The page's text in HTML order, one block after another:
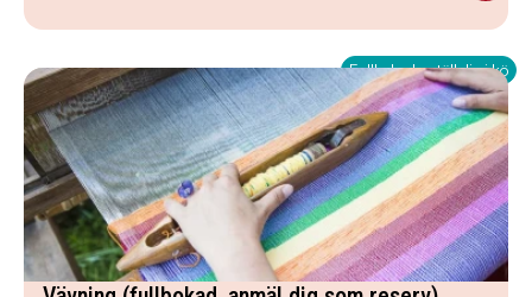
Fullbokad - ställ dig i kö